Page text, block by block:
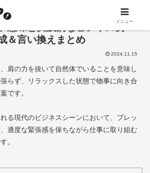
意味と実践的なビジネス例
＆言い換えまとめ
2024.11.15
、肩の力を抜いて自然体でいることを意味し
らず、リラックスした状態で物事に向き合
です。
る現代のビジネスシーンにおいて、プレッ
適度な緊張感を保ちながら仕事に取り組む
。
メニュー